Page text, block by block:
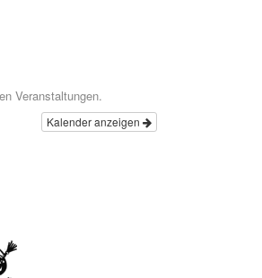
Veranstaltungen.
Kalender anzeigen